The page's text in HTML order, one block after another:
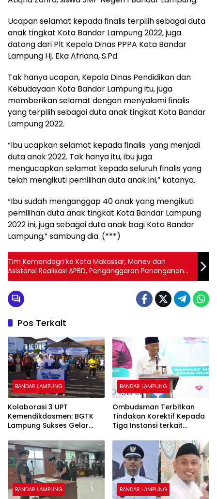
Ucapan selamat kepada finalis terpilih sebagai duta
anak tingkat Kota Bandar Lampung 2022, juga
datang dari Plt Kepala Dinas PPPA Kota Bandar
Lampung Hj. Eka Afriana, S.Pd.
Tak hanya ucapan, Kepala Dinas Pendidikan dan
Kebudayaan Kota Bandar Lampung itu, juga
memberikan selamat dengan menyalami finalis
yang terpilih sebagai duta anak tingkat Kota Bandar
Lampung 2022.
“Ibu ucapkan selamat kepada finalis yang menjadi
duta anak 2022. Tak hanya itu, ibu juga
mengucapkan selamat kepada seluruh finalis yang
telah mengikuti pemilihan duta anak ini,” katanya.
“Ibu sudah menganggap 40 anak yang mengikuti
pemilihan duta anak tingkat Kota Bandar Lampung
2022 ini, juga sebagai duta anak bagi Kota Bandar
Lampung,” sambung dia. (***)
Tim Kemendagri ke Kota Makassar, Monev dan
Asistensi Realisasi APBD, Penganggaran Penanganan
Inflasi Daerah
Pos Terkait
BANDAR LAMPUNG
Kolaborasi 3 UPT
Kemendikdasmen: BGTK
Lampung Sukses Gelar
Kehangatan
BANDAR LAMPUNG
Ombudsman Terbitkan
Tindakan Korektif Kepada
Tiga Instansi terkait
Pengadaan Tanah Jalan
Tol
BANDAR LAMPUNG BANDAR LAMPUNG